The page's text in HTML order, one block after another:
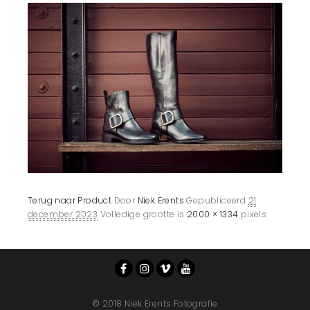
Terug naar Product Door Niek Erents Gepubliceerd 21
december 2023 Volledige grootte is 2000 × 1334 pixels
© 2018 Niek Erents Fotografie